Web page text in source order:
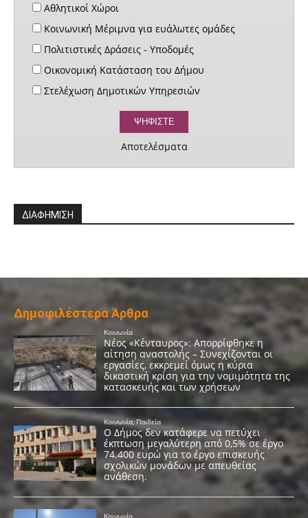
Αθλητικοί Χώροι
Κοινωνική Μέριμνα για ευάλωτες ομάδες
Πολιτιστικές Δράσεις - Υποδομές
Οικονομική Κατάσταση του Δήμου
Στελέχωση Δημοτικών Υπηρεσιών
Αποτελέσματα
ΔΙΑΦΗΜΙΣΗ
Δημοφιλέστερα Άρθρα